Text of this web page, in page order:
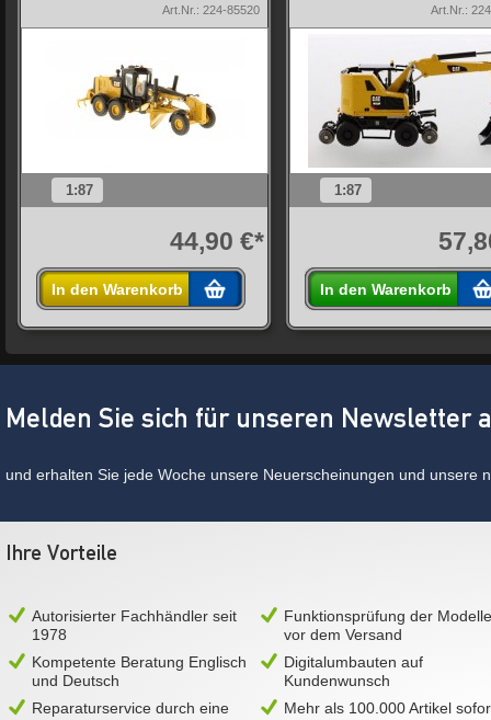
Art.Nr.: 224-85520
1:87
44,90 €*
In den Warenkorb
Art.Nr.:
1:87
In den Warenkorb
Melden Sie sich für unseren Newsletter
und erhalten Sie jede Woche unsere Neuerscheinungen und unsere
Ihre Vorteile
Autorisierter Fachhändler seit
1978
Funktionsprüfung der Modelle
vor dem Versand
Kompetente Beratung Englisch
und Deutsch
Digitalumbauten auf
Kundenwunsch
Reparaturservice durch eine
Mehr als 100.000 Artikel